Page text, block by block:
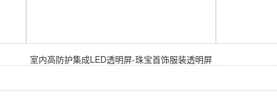
室内高防护集成LED透明屏-珠宝首饰服装透明屏